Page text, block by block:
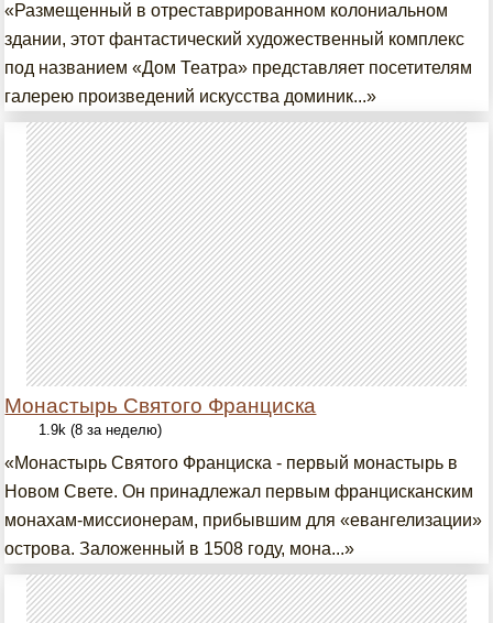
«Размещенный в отреставрированном колониальном
здании, этот фантастический художественный комплекс
под названием «Дом Театра» представляет посетителям
галерею произведений искусства доминик...»
Монастырь Святого Франциска
1.9k (8 за неделю)
«Монастырь Святого Франциска - первый монастырь в
Новом Свете. Он принадлежал первым францисканским
монахам-миссионерам, прибывшим для «евангелизации»
острова. Заложенный в 1508 году, мона...»